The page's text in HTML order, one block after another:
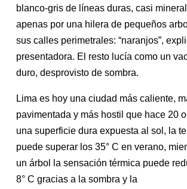
blanco-gris de líneas duras, casi
apenas por una hilera de pequeños
sus calles perimetrales: “naranjos”,
presentadora. El resto lucía como un
duro, desprovisto de sombra.
Lima es hoy una ciudad más caliente,
pavimentada y más hostil que hace 20
una superficie dura expuesta al sol, la
puede superar los 35° C en verano,
un árbol la sensación térmica puede
8° C gracias a la sombra y la